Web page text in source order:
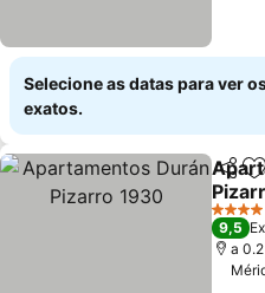
Selecione as datas para ver
exatos.
Ver
4
9,5
a